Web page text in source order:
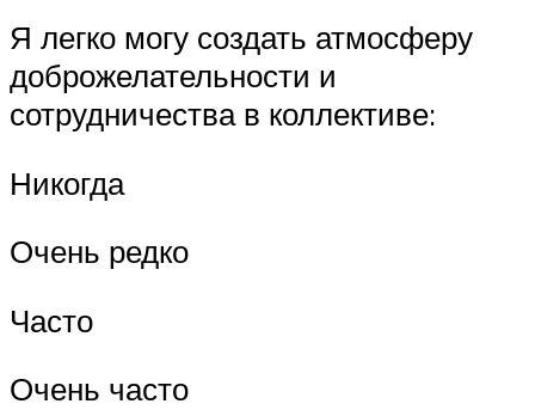
Я легко могу создать атмосферу
доброжелательности и
сотрудничества в коллективе:
Никогда
Очень редко
Часто
Очень часто